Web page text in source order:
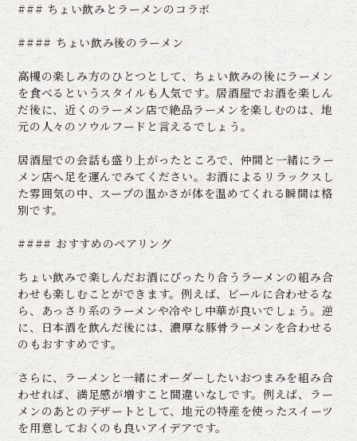
### ちょい飲みとラーメンのコラボ
#### ちょい飲み後のラーメン
高槻の楽しみ方のひとつとして、ちょい飲みの後にラーメン
を食べるというスタイルも人気です。居酒屋でお酒を楽しん
だ後に、近くのラーメン店で絶品ラーメンを楽しむのは、地
元の人々のソウルフードと言えるでしょう。
居酒屋での会話も盛り上がったところで、仲間と一緒にラー
メン店へ足を運んでみてください。お酒によるリラックスし
た雰囲気の中、スープの温かさが体を温めてくれる瞬間は格
別です。
#### おすすめのペアリング
ちょい飲みで楽しんだお酒にぴったり合うラーメンの組み合
わせも楽しむことができます。例えば、ビールに合わせるな
ら、あっさり系のラーメンや冷やし中華が良いでしょう。逆
に、日本酒を飲んだ後には、濃厚な豚骨ラーメンを合わせる
のもおすすめです。
さらに、ラーメンと一緒にオーダーしたいおつまみを組み合
わせれば、満足感が増すこと間違いなしです。例えば、ラー
メンのあとのデザートとして、地元の特産を使ったスイーツ
を用意しておくのも良いアイデアです。